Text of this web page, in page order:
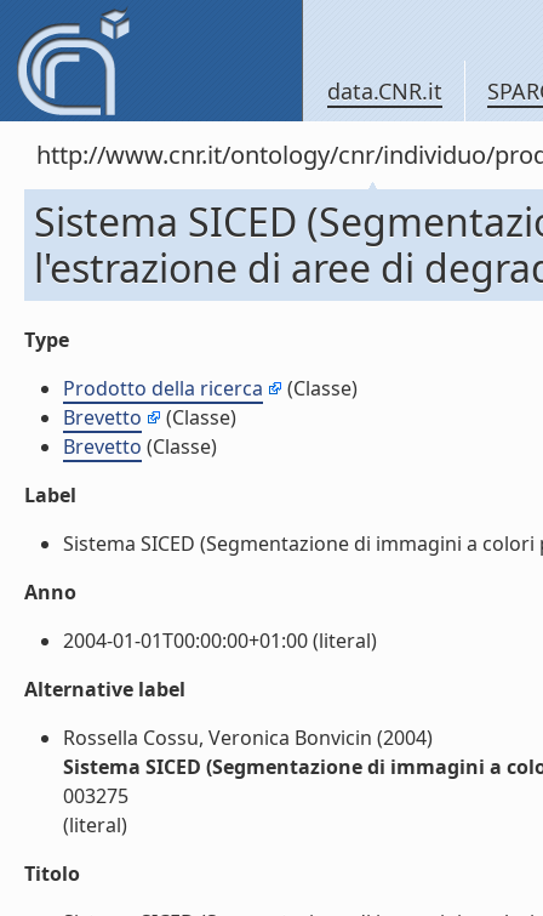
data.CNR.it
http://www.cnr.it/ontology/cnr/individuo/
Sistema SICED
l'estrazione di aree di
Type
Prodotto della ricerca
(Classe)
Brevetto
(Classe)
Brevetto (Classe)
Label
Sistema SICED (Segmentazione di immagini a
Anno
2004-01-01T00:00:00+01:00 (literal)
Alternative label
Rossella Cossu, Veronica Bonvicin (2004)
Sistema SICED (Segmentazione di immagini a
003275
(literal)
Titolo